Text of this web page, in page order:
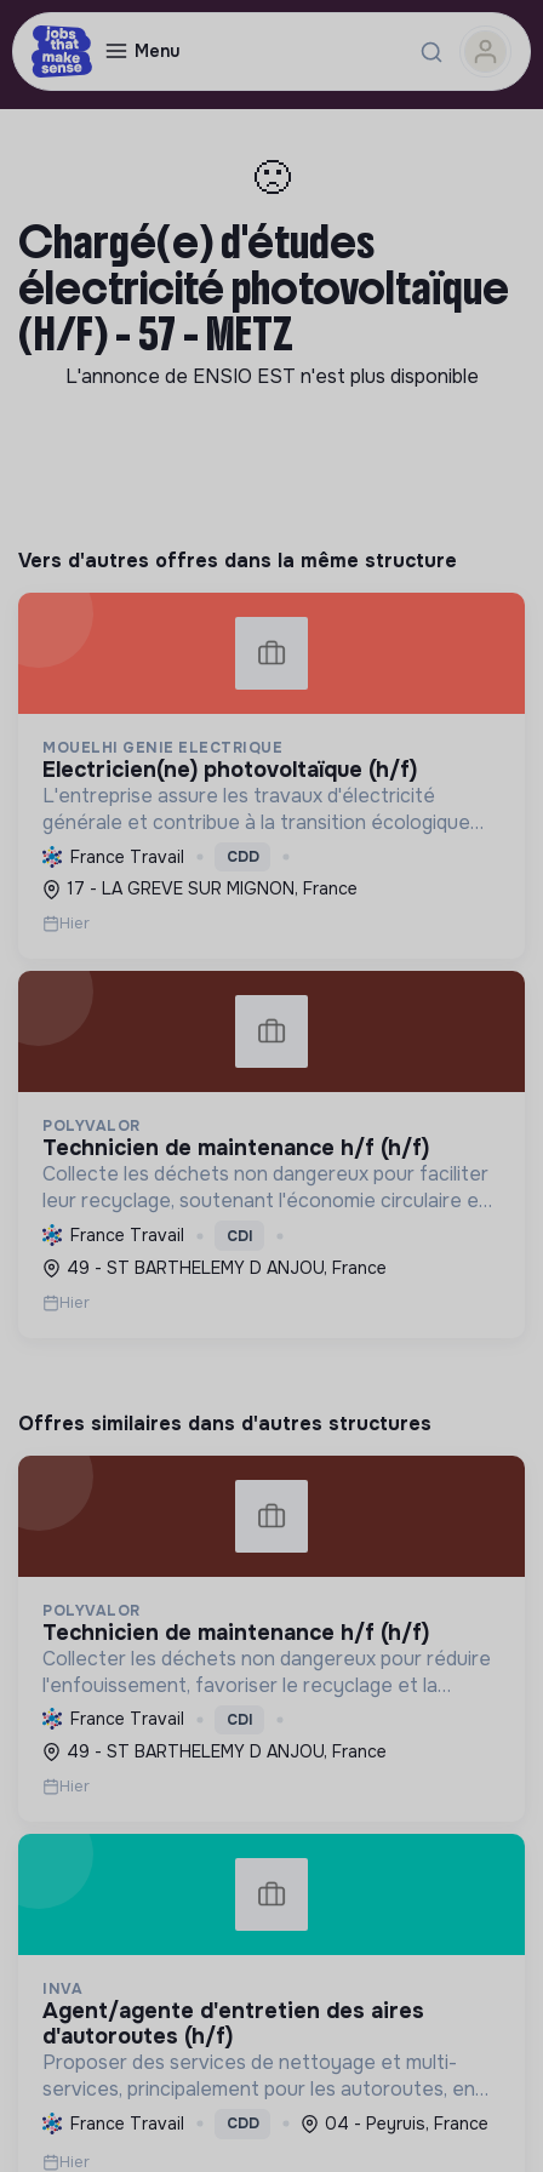
Menu
🙁
Chargé(e) d'études
électricité photovoltaïque
(H/F) - 57 - METZ
L'annonce de ENSIO EST n'est plus disponible
Vers d'autres offres dans la même structure
MOUELHI GENIE ELECTRIQUE
electricien(ne) photovoltaïque (h/f)
L'entreprise assure les travaux d'électricité
générale et contribue à la transition écologique
par l'installation de systèmes photovoltaïques,
favorisant ainsi une énergie plus durable.
France Travail CDD
17 - LA GREVE SUR MIGNON, France
Hier
POLYVALOR
technicien de maintenance h/f (h/f)
Collecte les déchets non dangereux pour faciliter
leur recyclage, soutenant l'économie circulaire et
la réduction de l'empreinte environnementale via
une gestion efficace et des équipements
performant...
France Travail CDI
49 - ST BARTHELEMY D ANJOU, France
Hier
Offres similaires dans d'autres structures
POLYVALOR
technicien de maintenance h/f (h/f)
Collecter les déchets non dangereux pour réduire
l'enfouissement, favoriser le recyclage et la
valorisation, et préserver les ressources
naturelles, contribuant ainsi à l'économie circulaire
et à la t...
France Travail CDI
49 - ST BARTHELEMY D ANJOU, France
Hier
INVA
agent/agente d'entretien des aires
d'autoroutes (h/f)
Proposer des services de nettoyage et multi-
services, principalement pour les autoroutes, en
France. Favoriser l'inclusion sociale et
professionnelle, et contribuer à la préservation de
France Travail CDD 04 - Peyruis, France
Hier